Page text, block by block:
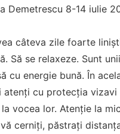
Demetrescu 8-14 iulie
câteva zile foarte
Să se relaxeze. Sunt
cu energie bună. În
atenți cu protecția vizavi
vocea lor. Atenție la
cerniți, păstrați